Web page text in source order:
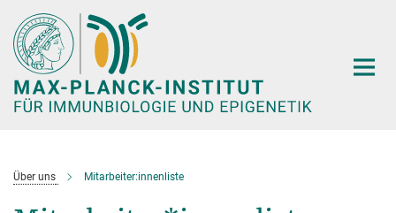
Hauptinhalt
Über uns Mitarbeiter:innenliste